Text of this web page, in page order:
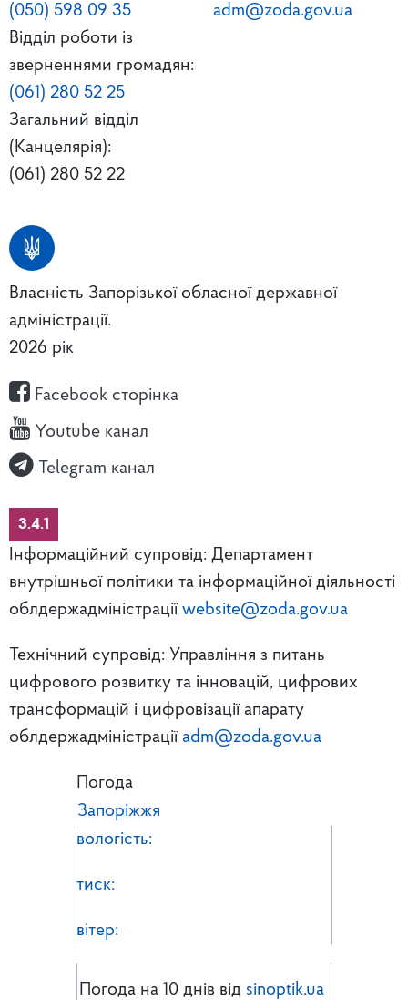
(050) 598 09 35
Відділ роботи із
зверненнями громадян:
(061) 280 52 25
Загальний відділ
(Канцелярія):
(061) 280 52 22
adm@zoda.gov.ua
Власність Запорізької обласної державної
адміністрації.
2026 рік
Facebook сторінка
Youtube канал
Telegram канал
3.4.1
Інформаційний супровід: Департамент
внутрішньої політики та інформаційної діяльності
облдержадміністрації website@zoda.gov.ua
Технічний супровід: Управління з питань
цифрового розвитку та інновацій, цифрових
трансформацій і цифровізації апарату
облдержадміністрації adm@zoda.gov.ua
Погода
Запоріжжя
вологість:
тиск:
вітер:
Погода на 10 днів від sinoptik.ua